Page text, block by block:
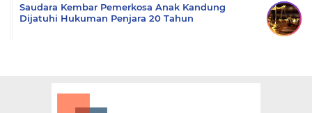
Saudara Kembar Pemerkosa Anak Kandung
Dijatuhi Hukuman Penjara 20 Tahun